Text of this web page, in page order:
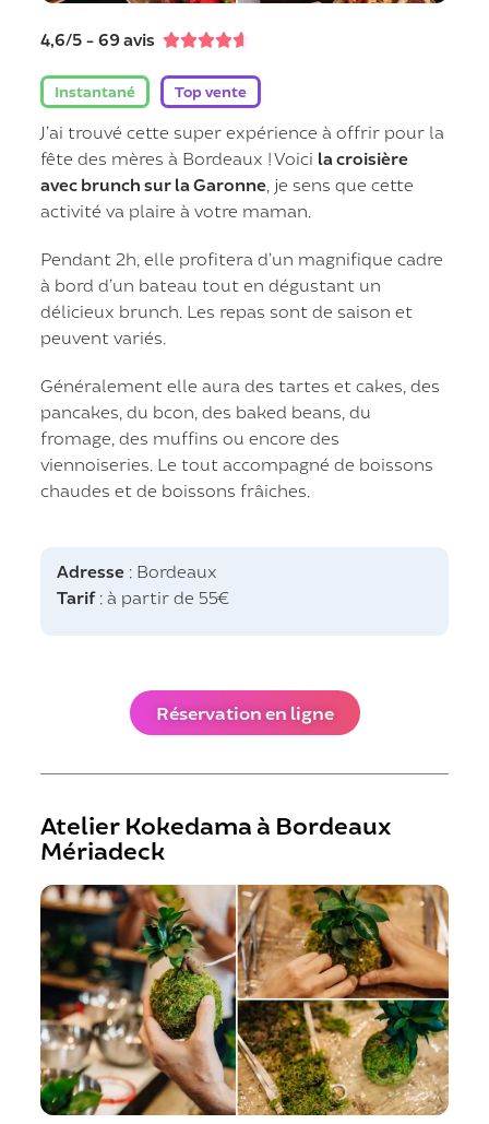
4,6/5 - 69 avis 
Instantané Top vente
J’ai trouvé cette super expérience à offrir pour la
fête des mères à Bordeaux ! Voici la croisière
avec brunch sur la Garonne , je sens que cette
activité va plaire à votre maman.
Pendant 2h, elle profitera d’un magnifique cadre
à bord d’un bateau tout en dégustant un
délicieux brunch. Les repas sont de saison et
peuvent variés.
Généralement elle aura des tartes et cakes, des
pancakes, du bcon, des baked beans, du
fromage, des muffins ou encore des
viennoiseries. Le tout accompagné de boissons
chaudes et de boissons frâiches.
Adresse : Bordeaux
Tarif: à partir de 55€
Réservation en ligne
Atelier Kokedama à Bordeaux
Mériadeck